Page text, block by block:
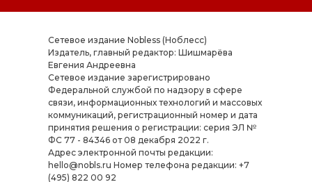
Сетевое издание Nobless (Ноблесс)
Издатель, главный редактор: Шишмарёва
Евгения Андреевна
Cетевое издание зарегистрировано
Федеральной службой по надзору в сфере
связи, информационных технологий и массовых
коммуникаций, регистрационный номер и дата
принятия решения о регистрации: серия ЭЛ №
ФС 77 - 84346 от 08 декабря 2022 г.
Адрес электронной почты редакции:
hello@nobls.ru Номер телефона редакции: +7
(495) 822 00 92